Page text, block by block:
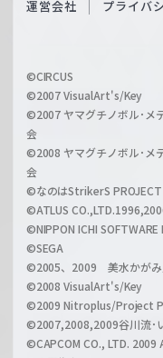
c
a
r
z
運営会社 プライバ
©CIRCUS
©2007 VisualArt's/Key
©2007 ヤマグチノボル･メ
会
©2008 ヤマグチノボル･メ
会
©なのはStrikerS PROJECT
©ATLUS
©NIPPON ICHI
©SEGA
©2005、2009 美水かがみ
©2008 VisualArt's/Key
©2009 Nitroplus/Project
©2007,2008,2009谷川流･
©CAPCOM CO., LTD. 2009